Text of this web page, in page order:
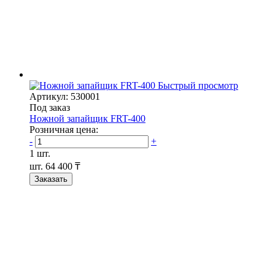
Быстрый просмотр
Артикул: 530001
Под заказ
Ножной запайщик FRT-400
Розничная цена:
-
+
1 шт.
шт. 64 400 ₸
Заказать